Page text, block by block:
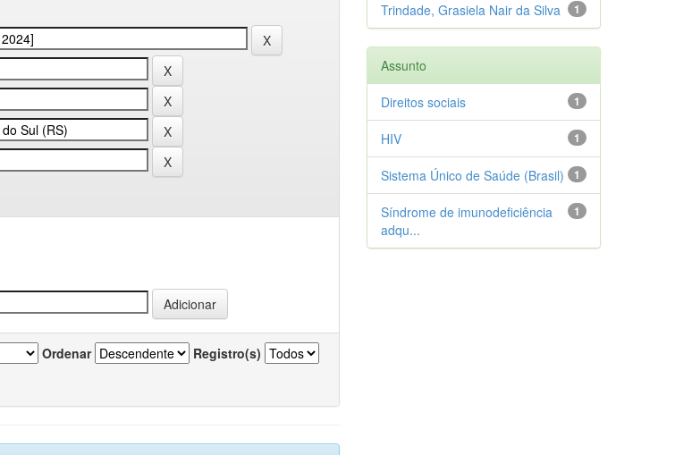
Ordenar Registro(s)
1
Trindade, Grasiela Nair da Silva
Assunto
1
Direitos sociais
1
HIV
1
Sistema Único de Saúde (Brasil)
1
Síndrome de imunodeficiência
adqu...